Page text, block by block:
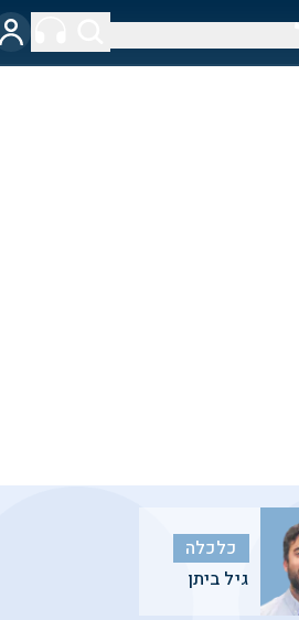
כלכלה
גיל ביתן